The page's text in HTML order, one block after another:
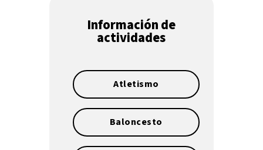
Información de
actividades
Atletismo
Baloncesto